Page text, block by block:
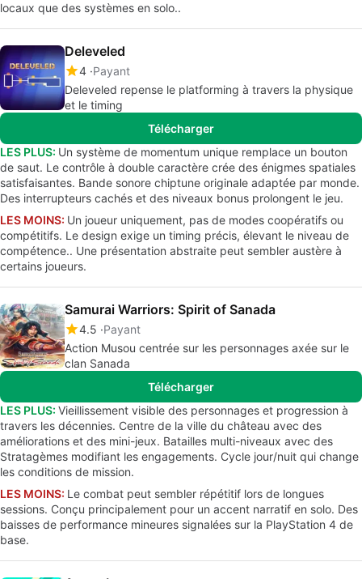
locaux que des systèmes en solo..
Deleveled
4 Payant
Deleveled repense le platforming à travers la physique
et le timing
Télécharger
LES PLUS: Un système de momentum unique remplace un bouton
de saut. Le contrôle à double caractère crée des énigmes spatiales
satisfaisantes. Bande sonore chiptune originale adaptée par monde.
Des interrupteurs cachés et des niveaux bonus prolongent le jeu.
LES MOINS: Un joueur uniquement, pas de modes coopératifs ou
compétitifs. Le design exige un timing précis, élevant le niveau de
compétence.. Une présentation abstraite peut sembler austère à
certains joueurs.
Samurai Warriors: Spirit of Sanada
4.5 Payant
Action Musou centrée sur les personnages axée sur le
clan Sanada
Télécharger
LES PLUS: Vieillissement visible des personnages et progression à
travers les décennies. Centre de la ville du château avec des
améliorations et des mini-jeux. Batailles multi-niveaux avec des
Stratagèmes modifiant les engagements. Cycle jour/nuit qui change
les conditions de mission.
LES MOINS: Le combat peut sembler répétitif lors de longues
sessions. Conçu principalement pour un accent narratif en solo. Des
baisses de performance mineures signalées sur la PlayStation 4 de
base.